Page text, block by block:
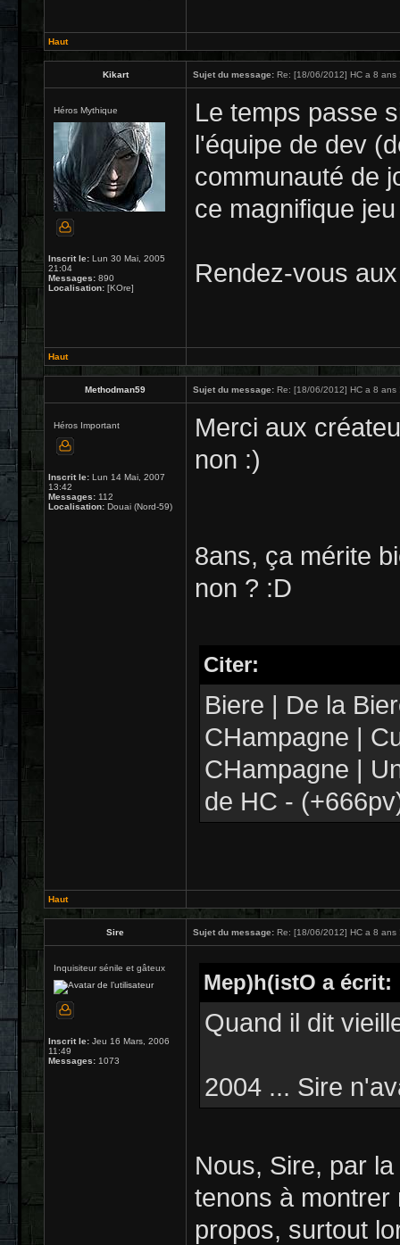
Haut
Kikart Sujet du message: Re: [18/06/2012] HC a 8 ans
Héros Mythique
Inscrit le: Lun 30 Mai, 2005
21:04
Messages: 890
Localisation: [KOre]
Le temps passe
l'équipe de dev
communauté de
ce magnifique
Rendez-vous
Haut
Methodman59 Sujet du message: Re: [18/06/2012] HC a 8 ans
Héros Important
Inscrit le: Lun 14 Mai, 2007
13:42
Messages: 112
Localisation: Douai (Nord-59)
Merci aux
non :)
8ans, ça mérite
non ? :D
Citer:
Biere | De la
CHampagne |
CHampagne |
de HC -
Haut
Sire Sujet du message: Re: [18/06/2012] HC a 8 ans
Inquisiteur sénile et gâteux
Inscrit le: Jeu 16 Mars, 2006
11:49
Messages: 1073
Mep)h(istO a écrit:
Quand il dit
2004 ... Sire
Nous, Sire, par
tenons à
propos, surtout